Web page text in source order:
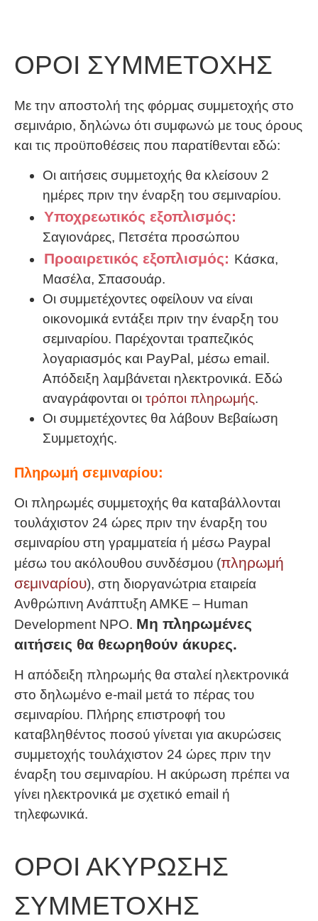
ΟΡΟΙ ΣΥΜΜΕΤΟΧΗΣ
Με την αποστολή της φόρμας συμμετοχής στο
σεμινάριο, δηλώνω ότι συμφωνώ με τους όρους
και τις προϋποθέσεις που παρατίθενται εδώ:
Οι αιτήσεις συμμετοχής θα κλείσουν 2
ημέρες πριν την έναρξη του σεμιναρίου.
Υποχρεωτικός εξοπλισμός:
Σαγιονάρες, Πετσέτα προσώπου
Προαιρετικός εξοπλισμός: Κάσκα,
Μασέλα, Σπασουάρ.
Οι συμμετέχοντες οφείλουν να είναι
οικονομικά εντάξει πριν την έναρξη του
σεμιναρίου. Παρέχονται τραπεζικός
λογαριασμός και PayPal, μέσω email.
Απόδειξη λαμβάνεται ηλεκτρονικά. Εδώ
αναγράφονται οι τρόποι πληρωμής.
Οι συμμετέχοντες θα λάβουν Βεβαίωση
Συμμετοχής.
Πληρωμή σεμιναρίου:
Οι πληρωμές συμμετοχής θα καταβάλλονται
τουλάχιστον 24 ώρες πριν την έναρξη του
σεμιναρίου στη γραμματεία ή μέσω Paypal
μέσω του ακόλουθου συνδέσμου (πληρωμή
σεμιναρίου), στη διοργανώτρια εταιρεία
Ανθρώπινη Ανάπτυξη ΑΜΚΕ – Human
Development NPO. Μη πληρωμένες
αιτήσεις θα θεωρηθούν άκυρες.
Η απόδειξη πληρωμής θα σταλεί ηλεκτρονικά
στο δηλωμένο e-mail μετά το πέρας του
σεμιναρίου. Πλήρης επιστροφή του
καταβληθέντος ποσού γίνεται για ακυρώσεις
συμμετοχής τουλάχιστον 24 ώρες πριν την
έναρξη του σεμιναρίου. Η ακύρωση πρέπει να
γίνει ηλεκτρονικά με σχετικό email ή
τηλεφωνικά.
ΟΡΟΙ ΑΚΥΡΩΣΗΣ
ΣΥΜΜΕΤΟΧΗΣ